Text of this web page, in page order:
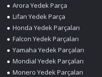
Arora Yedek Parça
Lifan Yedek Parça
Honda Yedek Parçaları
Falcon Yedek Parçaları
Yamaha Yedek Parçaları
Mondial Yedek Parçaları
Monero Yedek Parçaları